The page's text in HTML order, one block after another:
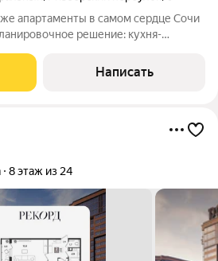
апартаменты в самом сердце Сочи
решение: кухня-
в 5 отеле на Первой
Морского порта
Написать
8 этаж из 24